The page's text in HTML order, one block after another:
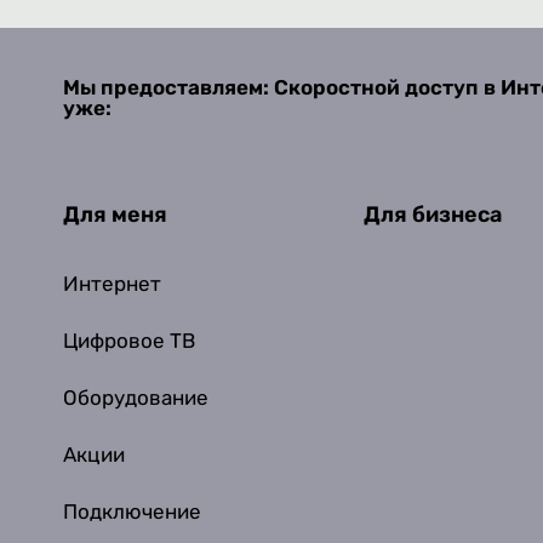
Мы предоставляем: Скоростной доступ в
уже:
Для меня
Интернет
Цифровое ТВ
Оборудование
Акции
Подключение
Для бизнеса